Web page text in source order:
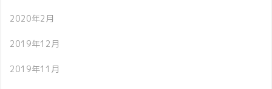
2020年2月
2019年12月
2019年11月